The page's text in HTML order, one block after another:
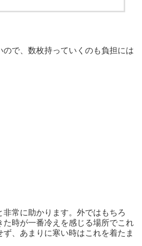
ので、数枚持っていくのも負担には
非常に助かります。外ではもちろ
た時が一番冷えを感じる場所でこれ
、あまりに寒い時はこれを着たま